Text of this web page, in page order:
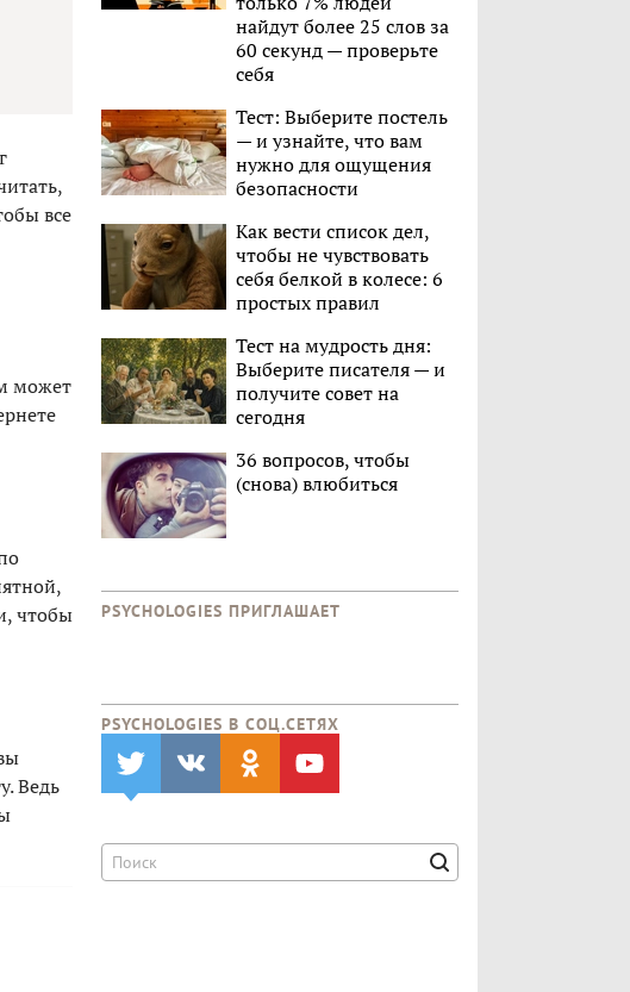
все
может
чтобы
Ведь
найдут более 25 слов за
60 секунд — проверьте
себя
Тест: Выберите постель
— и узнайте, что вам
нужно для ощущения
безопасности
Как вести список дел,
чтобы не чувствовать
себя белкой в колесе: 6
простых правил
Тест на мудрость дня:
Выберите писателя — и
получите совет на
сегодня
36 вопросов, чтобы
(снова) влюбиться
PSYCHOLOGIES ПРИГЛАШАЕТ
PSYCHOLOGIES В CОЦ.СЕТЯХ